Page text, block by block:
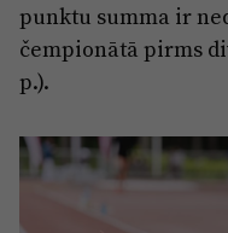
punktu summa ir
čempionātā pirms
p.).